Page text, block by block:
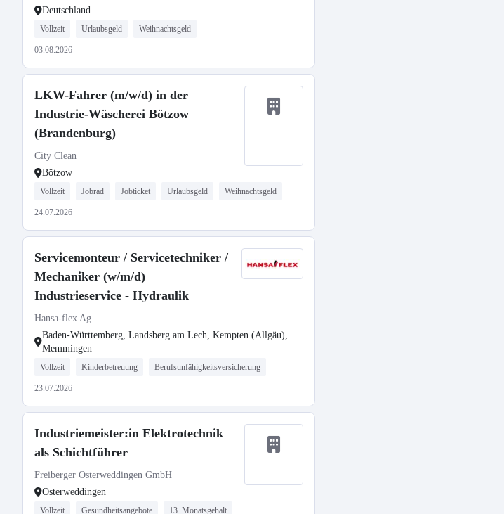
Deutschland
Vollzeit Urlaubsgeld Weihnachtsgeld
03.08.2026
LKW-Fahrer (m/w/d) in der
Industrie-Wäscherei Bötzow
(Brandenburg)
City Clean
Bötzow
Vollzeit Jobrad Jobticket Urlaubsgeld Weihnachtsgeld
24.07.2026
Servicemonteur / Servicetechniker /
Mechaniker (w/m/d)
Industrieservice - Hydraulik
Hansa-flex Ag
Baden-Württemberg, Landsberg am Lech, Kempten (Allgäu),
Memmingen
Vollzeit Kinderbetreuung Berufsunfähigkeitsversicherung
23.07.2026
Industriemeister:in Elektrotechnik
als Schichtführer
Freiberger Osterweddingen GmbH
Osterweddingen
Vollzeit Gesundheitsangebote 13. Monatsgehalt